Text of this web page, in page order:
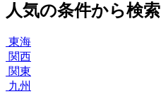
人気の条件から検索
東海
関西
関東
九州